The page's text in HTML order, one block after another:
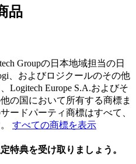
品
Groupの日本地域担当の日
、およびロジクールのその他
Logitech Europe S.A.およびそ
の国において所有する商標ま
ードパーティ商標はすべて、
すべての商標を表示
特典を受け取りましょう。